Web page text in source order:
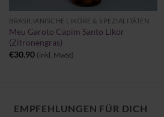
BRASILIANISCHE LIKÖRE & SPEZIALITÄTEN
Meu Garoto Capim Santo Likör
(Zitronengras)
€30.90 (inkl. MwSt)
EMPFEHLUNGEN FÜR DICH